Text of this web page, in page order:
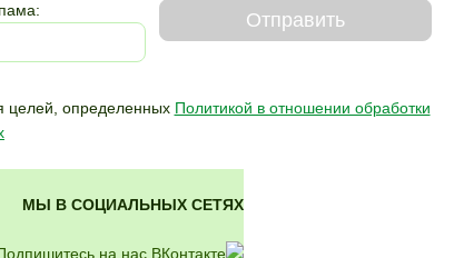
Отправить
целей, определенных Политикой в отношении обработки
МЫ В СОЦИАЛЬНЫХ СЕТЯХ